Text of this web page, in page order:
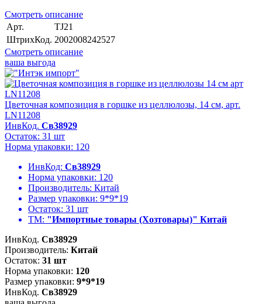
Смотреть описание
Арт.
TJ21
ШтрихКод. 2002008242527
Смотреть описание
ваша выгода
Цветочная композиция в горшке из целлюлозы, 14 см, арт.
LN11208
ИнвКод. Св38929
Остаток: 31 шт
Норма упаковки: 120
ИнвКод: Св38929
Норма упаковки: 120
Производитель: Китай
Размер упаковки: 9*9*19
Остаток: 31 шт
ТМ: "Импортные товары (Хозтовары)" Китай
ИнвКод. Св38929
Производитель: Китай
Остаток: 31 шт
Норма упаковки: 120
Размер упаковки: 9*9*19
ИнвКод. Св38929